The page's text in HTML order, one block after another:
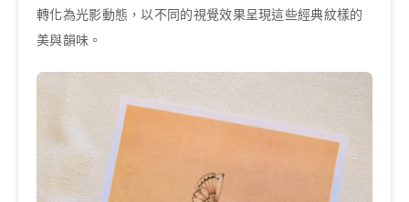
轉化為光影動態，以不同的視覺效果呈現這些經典紋樣的
美與韻味。